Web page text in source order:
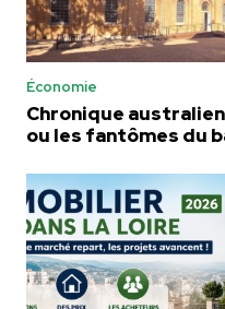
Économie
Chronique
ou les fantômes du